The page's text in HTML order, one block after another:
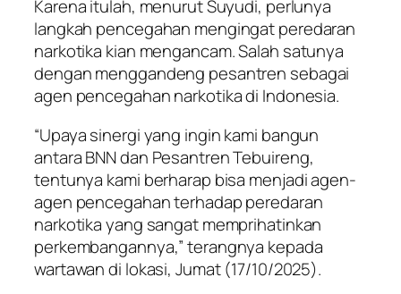
Karena itulah, menurut Suyudi, perlunya
langkah pencegahan mengingat peredaran
narkotika kian mengancam. Salah satunya
dengan menggandeng pesantren sebagai
agen pencegahan narkotika di Indonesia.
“Upaya sinergi yang ingin kami bangun
antara BNN dan Pesantren Tebuireng,
tentunya kami berharap bisa menjadi agen-
agen pencegahan terhadap peredaran
narkotika yang sangat memprihatinkan
perkembangannya,” terangnya kepada
wartawan di lokasi, Jumat (17/10/2025).